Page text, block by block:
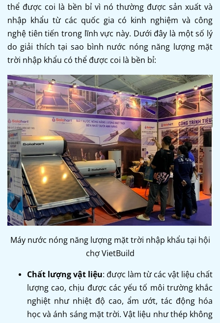
thể được coi là bền bỉ vì nó thường được sản xuất và
nhập khẩu từ các quốc gia có kinh nghiệm và công
nghệ tiên tiến trong lĩnh vực này. Dưới đây là một số lý
do giải thích tại sao bình nước nóng năng lượng mặt
trời nhập khẩu có thể được coi là bền bỉ:
Máy nước nóng năng lượng mặt trời nhập khẩu tại hội
chợ VietBuild
Chất lượng vật liệu: được làm từ các vật liệu chất
lượng cao, chịu được các yếu tố môi trường khắc
nghiệt như nhiệt độ cao, ẩm ướt, tác động hóa
học và ánh sáng mặt trời. Vật liệu như thép không